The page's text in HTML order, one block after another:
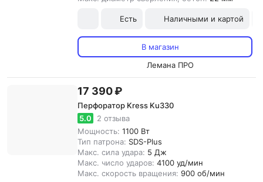
Есть Наличными и картой
В магазин
Лемана ПРО
17 390 ₽
Перфоратор Kress Ku330
5.0
2 отзыва
Мощность: 1100 Вт
Тип патрона: SDS-Plus
Макс. сила удара: 5 Дж
Макс. число ударов: 4100 уд/мин
Макс. скорость вращения: 900 об/мин